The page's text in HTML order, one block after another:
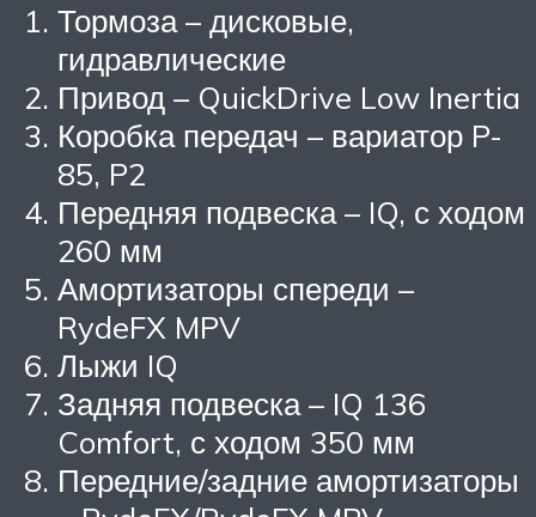
Тормоза – дисковые,
гидравлические
Привод – QuickDrive Low Inertia
Коробка передач – вариатор P-
85, P2
Передняя подвеска – IQ, с ходом
260 мм
Амортизаторы спереди –
RydeFX MPV
Лыжи IQ
Задняя подвеска – IQ 136
Comfort, с ходом 350 мм
Передние/задние амортизаторы